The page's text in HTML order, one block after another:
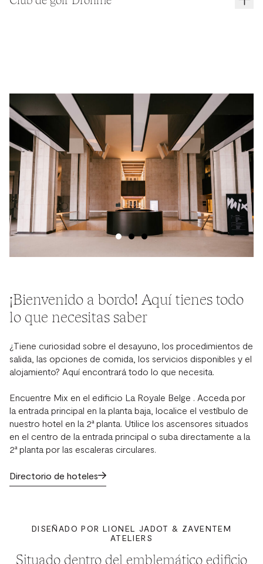
fantástica oportunidad para jugar, aprender o relajarse en el
Brussels Drohme Golf Club.
¡Bienvenido a bordo! Aquí tienes todo
lo que necesitas saber
¿Tiene curiosidad sobre el desayuno, los procedimientos de
salida, las opciones de comida, los servicios disponibles y el
alojamiento? Aquí encontrará todo lo que necesita.
Encuentre Mix en el edificio La Royale Belge . Acceda por
la entrada principal en la planta baja, localice el vestíbulo de
nuestro hotel en la 2ª planta. Utilice los ascensores situados
en el centro de la entrada principal o suba directamente a la
2ª planta por las escaleras circulares.
Directorio de hoteles
DISEÑADO POR LIONEL JADOT & ZAVENTEM
ATELIERS
Situado dentro del emblemático edificio